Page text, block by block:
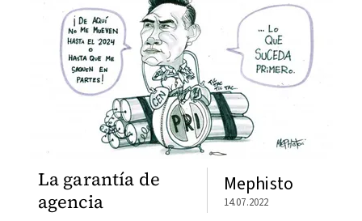
La garantía de
agencia
Mephisto
14.07.2022